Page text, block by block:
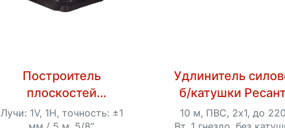
Построитель
плоскостей
лазерный ПЛ-2
Лучи: 1V, 1H, точность: ±1
Удлинитель
б/катушки
СУ-2х1-10/0
10 м, ПВС, 2х1, до